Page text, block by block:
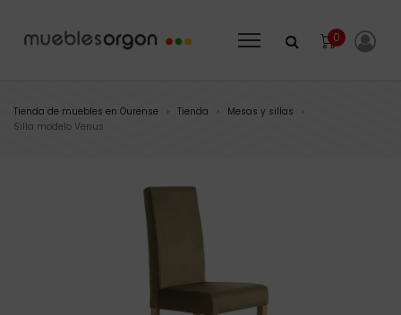
0
Tienda de muebles en Ourense > Tienda > Mesas y sillas >
Silla modelo Venus